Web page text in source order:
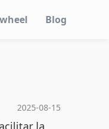
Blog
2025-08-15
la